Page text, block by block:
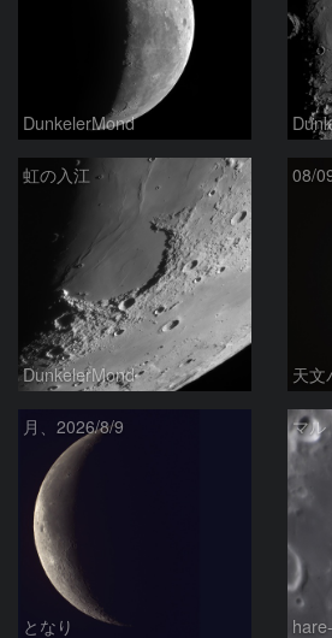
DunkelerMond
虹の入江
DunkelerMond
08/
天文
月、2026/8/9
となり
マル